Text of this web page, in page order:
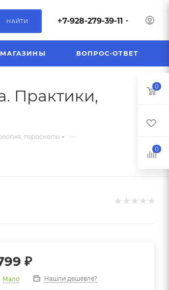
НАЙТИ +7-928-279-39-11
МАГАЗИНЫ ВОПРОС-ОТВЕТ
Практики,
гороскопы —
₽
Мало Нашли дешевле?
0
0